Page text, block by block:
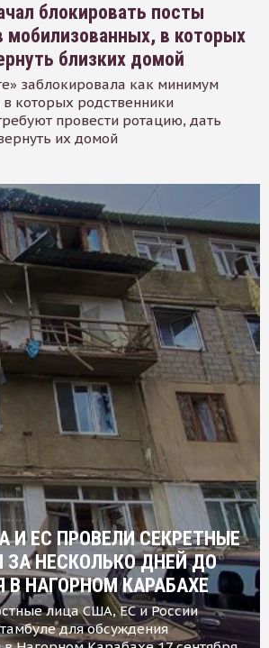
блокировать посты
мобилизованных, в которых
близких домой
заблокировала как минимум
в которых родственники
провести ротацию, дать
их домой
И ЕС ПРОВЕЛИ СЕКРЕТНЫЕ
ЗА НЕСКОЛЬКО ДНЕЙ ДО
В НАГОРНОМ КАРАБАХЕ
лица США, ЕС и России
для обсуждения